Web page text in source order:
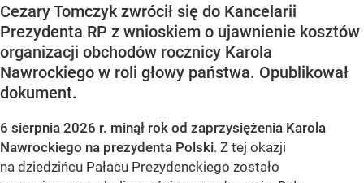
Cezary Tomczyk zwrócił się do Kancelarii
Prezydenta RP z wnioskiem o ujawnienie kosztów
organizacji obchodów rocznicy Karola
Nawrockiego w roli głowy państwa. Opublikował
dokument.
6 sierpnia 2026 r. minął rok od zaprzysiężenia Karola
Nawrockiego na prezydenta Polski. Z tej okazji
na dziedzińcu Pałacu Prezydenckiego zostało